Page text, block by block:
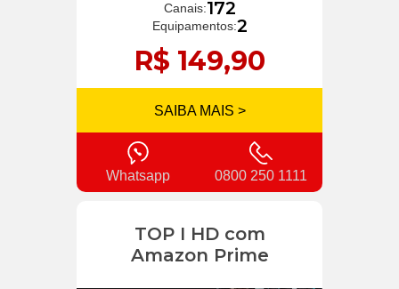
Canais:172
Equipamentos:2
R$ 149,90
SAIBA MAIS >
Whatsapp 0800 250 1111
TOP I HD com
Amazon Prime